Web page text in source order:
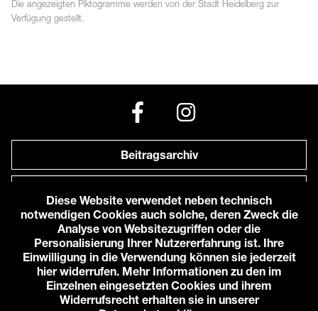
Die angezeigten Piktogramme werden von der Stadt Heidelberg zur
Verfügung gestellt.
Beitragsarchiv
Anfahrt zu uns
© 2026 Karlstorbahnhof e.V.
Impressum
Datenschutzerklärung
Diese Website verwendet neben technisch
notwendigen Cookies auch solche, deren Zweck die
Analyse von Websitezugriffen oder die
Personalisierung Ihrer Nutzererfahrung ist. Ihre
Einwilligung in die Verwendung können sie jederzeit
hier widerrufen. Mehr Informationen zu den im
Einzelnen eingesetzten Cookies und ihrem
Widerrufsrecht erhalten sie in unserer